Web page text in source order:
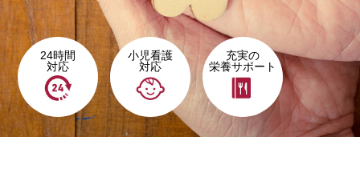
24時間
対応
小児看護
対応
充実の
栄養サポート